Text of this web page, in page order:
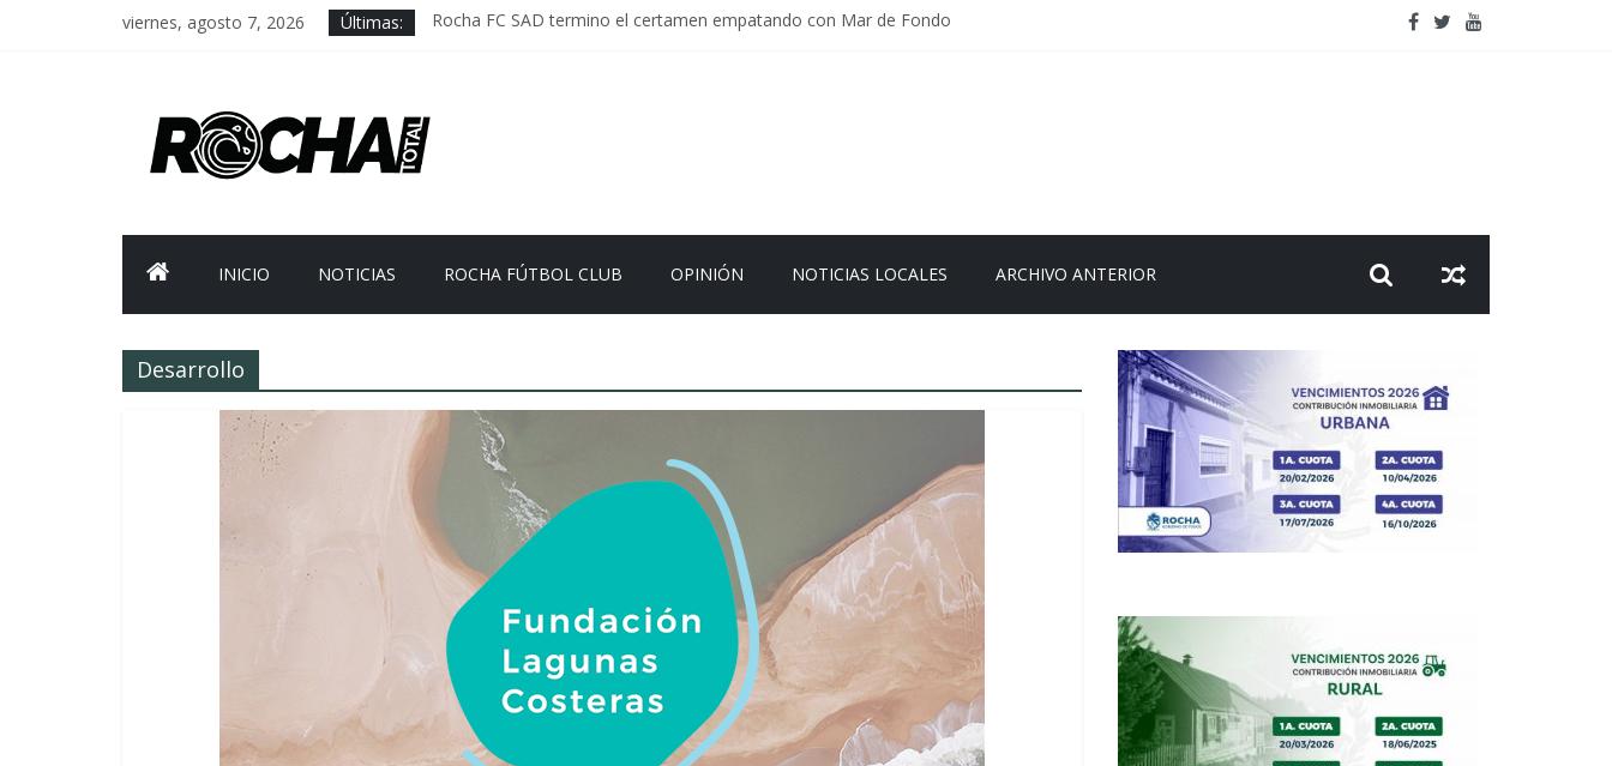
viernes, agosto 7, 2026 Últimas:
Rocha FC SAD termino el certamen empatando con Mar de Fondo
INICIO NOTICIAS ROCHA FÚTBOL CLUB OPINIÓN NOTICIAS LOCALES ARCHIVO ANTERIOR
Desarrollo